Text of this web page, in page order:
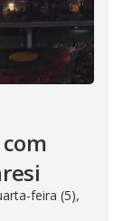
feira (5),